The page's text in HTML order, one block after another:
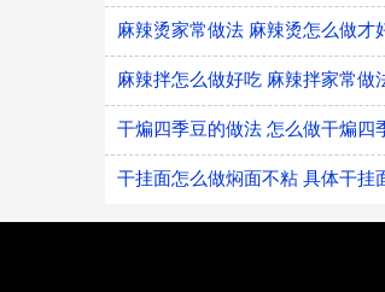
麻辣烫家常做法 麻辣烫怎么做才
麻辣拌怎么做好吃 麻辣拌家常做
干煸四季豆的做法 怎么做干煸四
干挂面怎么做焖面不粘 具体干挂